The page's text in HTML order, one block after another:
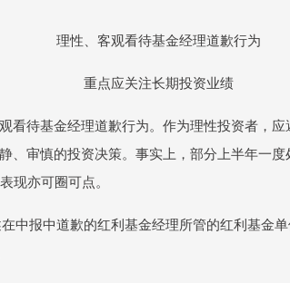
理性、客观看待基金经理道歉行为
重点应关注长期投资业绩
看待基金经理道歉行为。作为理性投资者，
、审慎的投资决策。事实上，部分上半年一
现亦可圈可点。
中报中道歉的红利基金经理所管的红利基金